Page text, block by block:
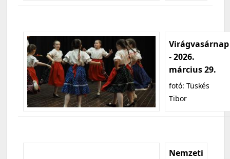
Virágvasárnap
- 2026.
március 29.
fotó: Tüskés
Tibor
Nemzeti